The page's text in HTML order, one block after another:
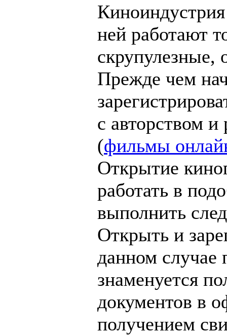
ней работают
скрупулезные,
Прежде чем
с авторством
(фильмы
Открытие
работать в
выполнить
Открыть и
данном
знаменуется
документов в
получением